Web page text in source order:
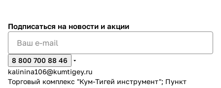
Подписаться на новости и акции
8 800 700 88 46
kalinina106@kumtigey.ru
Торговый комплекс "Кум-Тигей инструмент"; Пункт